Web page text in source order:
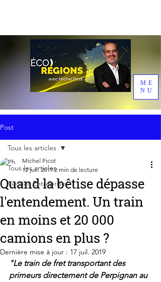
ME
NU
Post
Tous les articles
Vie des Entreprises
Tous les articles
Quand la bêtise dépasse
l'entendement. Un train
en moins et 20 000
camions en plus ?
Michel Picot
12 juil. 2019 2 min de lecture
Dernière mise à jour : 17 juil. 2019
"Le train de fret transportant des
primeurs directement de Perpignan au